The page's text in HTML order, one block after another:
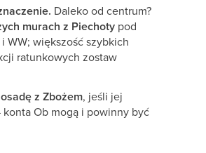
Daleko od centrum?
murach z Piechoty pod
WW; większość szybkich
ratunkowych zostaw
z Zbożem, jeśli jej
Ob mogą i powinny być